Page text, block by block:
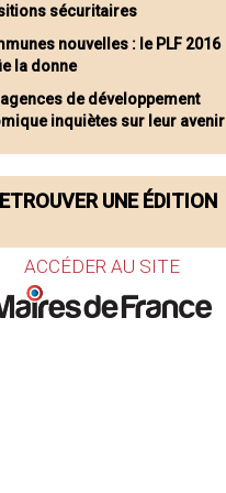
sécuritaires
nouvelles : le PLF 2016
la donne
de développement
inquiètes sur leur avenir
UNE ÉDITION
ACCÉDER AU SITE